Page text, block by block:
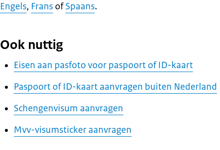
Engels, Frans ofSpaans.
Ook nuttig
Eisen aan pasfoto voor paspoort of ID-kaart
Paspoort of ID-kaart aanvragen buiten Nederland
Schengenvisum aanvragen
Mvv-visumsticker aanvragen